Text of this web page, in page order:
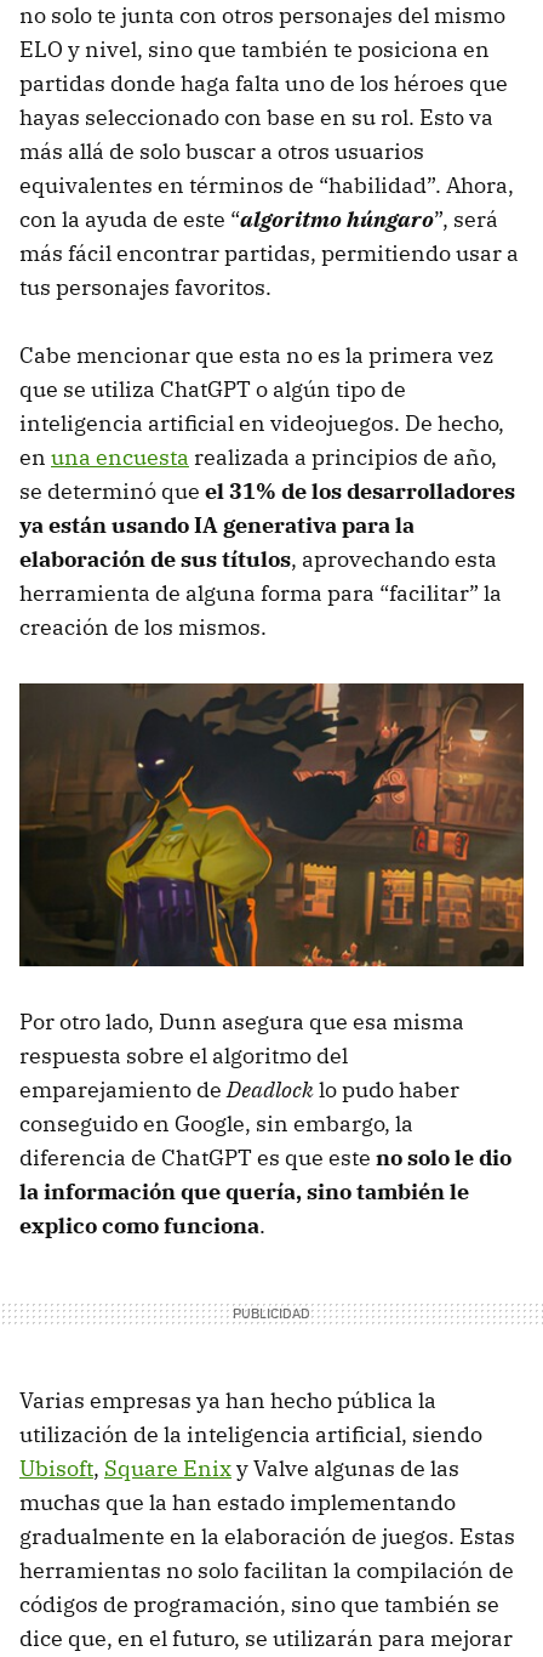
no solo te junta con otros personajes del mismo
ELO y nivel, sino que también te posiciona en
partidas donde haga falta uno de los héroes que
hayas seleccionado con base en su rol. Esto va
más allá de solo buscar a otros usuarios
equivalentes en términos de “habilidad”. Ahora,
con la ayuda de este “algoritmo húngaro”, será
más fácil encontrar partidas, permitiendo usar a
tus personajes favoritos.
Cabe mencionar que esta no es la primera vez
que se utiliza ChatGPT o algún tipo de
inteligencia artificial en videojuegos. De hecho,
en una encuesta realizada a principios de año,
se determinó que el 31% de los desarrolladores
ya están usando IA generativa para la
elaboración de sus títulos, aprovechando esta
herramienta de alguna forma para “facilitar” la
creación de los mismos.
Por otro lado, Dunn asegura que esa misma
respuesta sobre el algoritmo del
emparejamiento deDeadlocklo pudo haber
conseguido en Google, sin embargo, la
diferencia de ChatGPT es que este no solo le dio
la información que quería, sino también le
explico como funciona.
Varias empresas ya han hecho pública la
utilización de la inteligencia artificial, siendo
Ubisoft, Square Enixy Valve algunas de las
muchas que la han estado implementando
gradualmente en la elaboración de juegos. Estas
herramientas no solo facilitan la compilación de
códigos de programación, sino que también se
dice que, en el futuro, se utilizarán para mejorar